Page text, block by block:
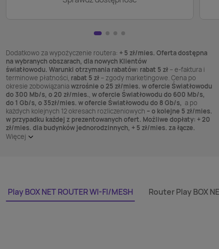
Dodatkowo za wypożyczenie routera: + 5 zł/mies. Oferta dostępna
na wybranych obszarach, dla nowych Klientów
światłowodu. Warunki otrzymania rabatów: rabat 5 zł – e-faktura i
terminowe płatności, rabat 5 zł – zgody marketingowe. Cena po
okresie zobowiązaniawzrośnie o 25 zł/mies. w ofercie Światłowodu
do 300 Mb/s, o 20 zł/mies., w ofercie Światłowodu do 600 Mb/s,
do 1 Gb/s, o 35zł/mies. w ofercie Światłowodu do 8 Gb/s, a po
każdych kolejnych 12 okresach rozliczeniowych – o kolejne 5 zł/mies.
w przypadku każdej z prezentowanych ofert. Możliwe dopłaty: + 20
zł/mies. dla budynków jednorodzinnych, + 5 zł/mies. za łącze.
Więcej
Play BOX NET ROUTER WI-FI/MESH Router Play BOX